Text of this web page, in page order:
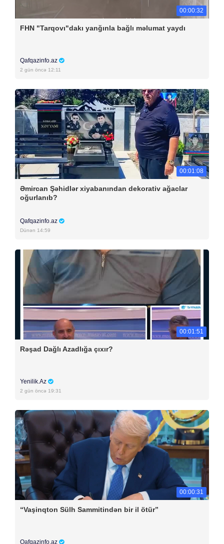
00:00:32
FHN "Tarqovı"dakı yanğınla bağlı məlumat yaydı
Qafqazinfo.az
2 gün öncə 12:11
00:01:08
Əmircan Şəhidlər xiyabanından dekorativ ağaclar
oğurlanıb?
Qafqazinfo.az
Dünən 14:59
00:01:51
Rəşad Dağlı Azadlığa çıxır?
Yenilik.Az
2 gün öncə 19:31
00:00:31
“Vaşinqton Sülh Sammitindən bir il ötür”
Qafqazinfo.az